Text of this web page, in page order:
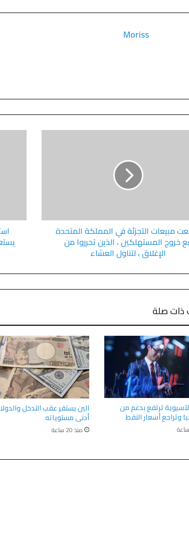
Moriss
مبيعات التجزئة في المملكة المتحدة
خروج المستهلكين ، الذين تحرروا من
الإغلاق ، لتناول العشاء
ذات صلة
ترتفع بدعم من
وتراجع أسعار النفط
الين يستقر عقب التدخل
أدنى مستوياته
منذ 20 ساعة